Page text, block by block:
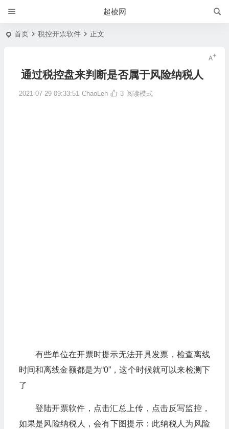
超棱网
首页 税控开票软件 正文
通过税控盘来判断是否属于风险纳税人
2021-07-29 09:33:51 ChaoLen 3 阅读模式
有些单位在开票时提示无法开具发票，检查离线
时间和离线金额都是为“0”，这个时候就可以来检测下
了
登陆开票软件，点击汇总上传，点击反写监控，
如果是风险纳税人，会有下图提示：此纳税人为风险